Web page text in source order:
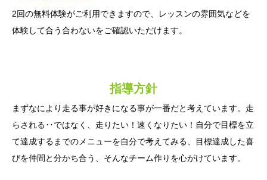
2回の無料体験がご利用できますので、レッスンの雰囲気などを
体験して合う合わないをご確認いただけます。
タブレットで歩く走るのフォームをレッスン前、レッスン後でご
確認いただき、ご本人にあった効率の良いフォームを目指してい
チケット制にて雨の日で練習が中止になった際もロスなくご利用
いただけます。
指導方針
まずなにより走る事が好きになる事が一番だと考えています。走
らされる‥ではなく、走りたい！速くなりたい！自分で目標を立
て達成するまでのメニューを自分で考えてみる、目標達成した喜
びを仲間と分かち合う、そんなチーム作りを心がけています。